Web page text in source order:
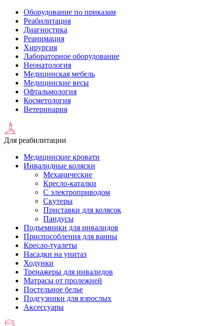
Оборудование по приказам
Реабилитация
Диагностика
Реанимация
Хирургия
Лабораторное оборудование
Неонатология
Медицинская мебель
Медицинские весы
Офтальмология
Косметология
Ветеринария
Для реабилитации
Медицинские кровати
Инвалидные коляски
Механические
Кресло-каталки
С электроприводом
Скутеры
Приставки для колясок
Пандусы
Подъемники для инвалидов
Приспособления для ванны
Кресло-туалеты
Насадки на унитаз
Ходунки
Тренажеры для инвалидов
Матрасы от пролежней
Постельное белье
Подгузники для взрослых
Аксессуары